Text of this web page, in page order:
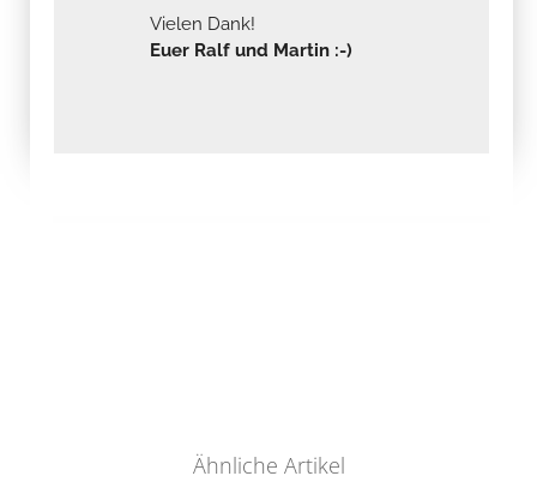
Vielen Dank!
Euer Ralf und Martin :-)
Ähnliche Artikel